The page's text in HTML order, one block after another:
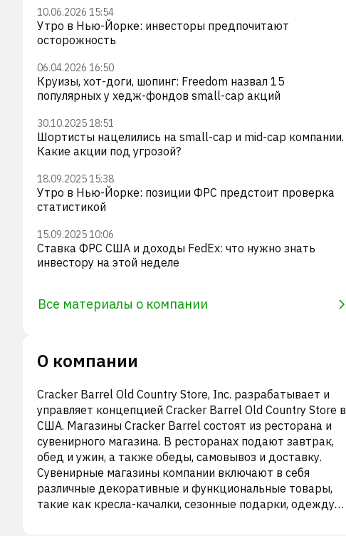
10.06.2026 15:54
Утро в Нью-Йорке: инвесторы предпочитают
осторожность
06.04.2026 16:50
Круизы, хот-доги, шопинг: Freedom назвал 15
популярных у хедж-фондов small-cap акций
30.10.2025 18:51
Шортисты нацелились на small-cap и mid-cap компании.
Какие акции под угрозой?
18.09.2025 15:38
Утро в Нью-Йорке: позиции ФРС предстоит проверка
статистикой
15.09.2025 10:06
Ставка ФРС США и доходы FedEx: что нужно знать
инвестору на этой неделе
Все материалы о компании
О компании
Cracker Barrel Old Country Store, Inc. разрабатывает и
управляет концепцией Cracker Barrel Old Country Store в
США. Магазины Cracker Barrel состоят из ресторана и
сувенирного магазина. В ресторанах подают завтрак,
обед и ужин, а также обеды, самовывоз и доставку.
Сувенирные магазины компании включают в себя
различные декоративные и функциональные товары,
такие как кресла-качалки, сезонные подарки, одежду,